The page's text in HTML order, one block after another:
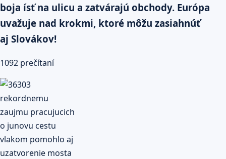
boja ísť na ulicu a zatvárajú obchody. Európa
uvažuje nad krokmi, ktoré môžu zasiahnúť
aj Slovákov!
1092 prečítaní